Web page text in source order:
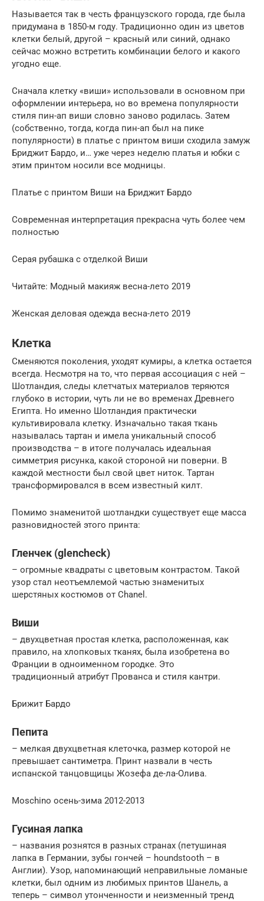
Называется так в честь французского города, где была
придумана в 1850-м году. Традиционно один из цветов
клетки белый, другой – красный или синий, однако
сейчас можно встретить комбинации белого и какого
угодно еще.
Сначала клетку «виши» использовали в основном при
оформлении интерьера, но во времена популярности
стиля пин-ап виши словно заново родилась. Затем
(собственно, тогда, когда пин-ап был на пике
популярности) в платье с принтом виши сходила замуж
Бриджит Бардо, и… уже через неделю платья и юбки с
этим принтом носили все модницы.
Платье с принтом Виши на Бриджит Бардо
Современная интерпретация прекрасна чуть более чем
полностью
Серая рубашка с отделкой Виши
Читайте: Модный макияж весна-лето 2019
Женская деловая одежда весна-лето 2019
Клетка
Сменяются поколения, уходят кумиры, а клетка остается
всегда. Несмотря на то, что первая ассоциация с ней –
Шотландия, следы клетчатых материалов теряются
глубоко в истории, чуть ли не во временах Древнего
Египта. Но именно Шотландия практически
культивировала клетку. Изначально такая ткань
называлась тартан и имела уникальный способ
производства – в итоге получалась идеальная
симметрия рисунка, какой стороной ни поверни. В
каждой местности был свой цвет ниток. Тартан
трансформировался в всем известный килт.
Помимо знаменитой шотландки существует еще масса
разновидностей этого принта:
Гленчек (glencheck)
– огромные квадраты с цветовым контрастом. Такой
узор стал неотъемлемой частью знаменитых
шерстяных костюмов от Chanel.
Виши
– двухцветная простая клетка, расположенная, как
правило, на хлопковых тканях, была изобретена во
Франции в одноименном городке. Это
традиционный атрибут Прованса и стиля кантри.
Брижит Бардо
Пепита
– мелкая двухцветная клеточка, размер которой не
превышает сантиметра. Принт назвали в честь
испанской танцовщицы Жозефа де-ла-Олива.
Moschino осень-зима 2012-2013
Гусиная лапка
– названия рознятся в разных странах (петушиная
лапка в Германии, зубы гончей – houndstooth – в
Англии). Узор, напоминающий неправильные ломаные
клетки, был одним из любимых принтов Шанель, а
теперь – символ утонченности и неизменный тренд